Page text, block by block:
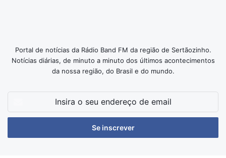
Portal de notícias da Rádio Band FM da região de Sertãozinho.
Notícias diárias, de minuto a minuto dos últimos acontecimentos
da nossa região, do Brasil e do mundo.
Insira
seu
de